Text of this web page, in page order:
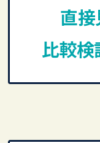
直接
比較検